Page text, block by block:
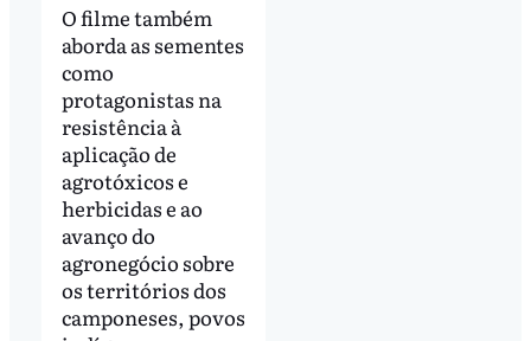
O filme também
aborda as sementes
como
protagonistas na
resistência à
aplicação de
agrotóxicos e
herbicidas e ao
avanço do
agronegócio sobre
os territórios dos
camponeses, povos